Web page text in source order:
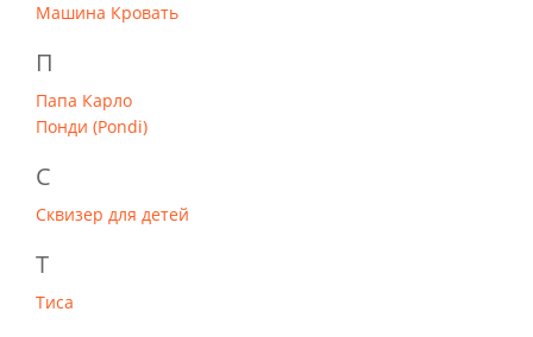
Машина Кровать
П
Папа Карло
Понди (Pondi)
С
Сквизер для детей
Т
Тиса